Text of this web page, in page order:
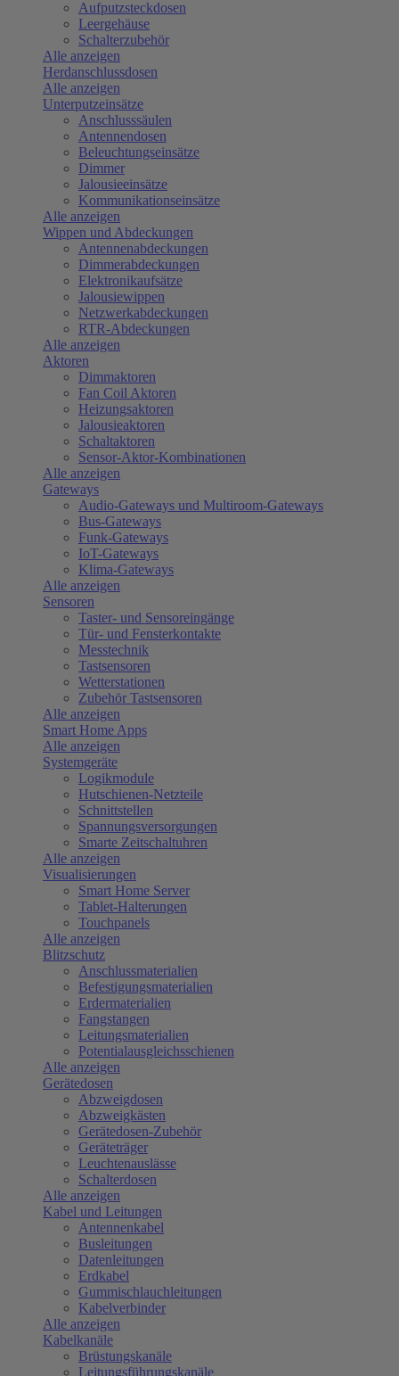
Aufputzsteckdosen
Leergehäuse
Schalterzubehör
Alle anzeigen
Herdanschlussdosen
Alle anzeigen
Unterputzeinsätze
Anschlusssäulen
Antennendosen
Beleuchtungseinsätze
Dimmer
Jalousieeinsätze
Kommunikationseinsätze
Alle anzeigen
Wippen und Abdeckungen
Antennenabdeckungen
Dimmerabdeckungen
Elektronikaufsätze
Jalousiewippen
Netzwerkabdeckungen
RTR-Abdeckungen
Alle anzeigen
Aktoren
Dimmaktoren
Fan Coil Aktoren
Heizungsaktoren
Jalousieaktoren
Schaltaktoren
Sensor-Aktor-Kombinationen
Alle anzeigen
Gateways
Audio-Gateways und Multiroom-Gateways
Bus-Gateways
Funk-Gateways
IoT-Gateways
Klima-Gateways
Alle anzeigen
Sensoren
Taster- und Sensoreingänge
Tür- und Fensterkontakte
Messtechnik
Tastsensoren
Wetterstationen
Zubehör Tastsensoren
Alle anzeigen
Smart Home Apps
Alle anzeigen
Systemgeräte
Logikmodule
Hutschienen-Netzteile
Schnittstellen
Spannungsversorgungen
Smarte Zeitschaltuhren
Alle anzeigen
Visualisierungen
Smart Home Server
Tablet-Halterungen
Touchpanels
Alle anzeigen
Blitzschutz
Anschlussmaterialien
Befestigungsmaterialien
Erdermaterialien
Fangstangen
Leitungsmaterialien
Potentialausgleichsschienen
Alle anzeigen
Gerätedosen
Abzweigdosen
Abzweigkästen
Gerätedosen-Zubehör
Geräteträger
Leuchtenauslässe
Schalterdosen
Alle anzeigen
Kabel und Leitungen
Antennenkabel
Busleitungen
Datenleitungen
Erdkabel
Gummischlauchleitungen
Kabelverbinder
Alle anzeigen
Kabelkanäle
Brüstungskanäle
Leitungsführungskanäle